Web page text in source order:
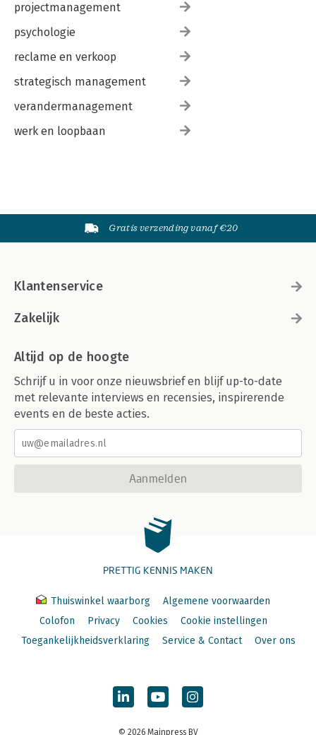
projectmanagement
psychologie
reclame en verkoop
strategisch management
verandermanagement
werk en loopbaan
Gratis verzending vanaf €20
Klantenservice
Zakelijk
Altijd op de hoogte
Schrijf u in voor onze nieuwsbrief en blijf up-to-date
met relevante interviews en recensies, inspirerende
events en de beste acties.
Aanmelden
PRETTIG KENNIS MAKEN
Thuiswinkel waarborg
Algemene voorwaarden
Colofon
Privacy Cookies
Cookie instellingen
Toegankelijkheidsverklaring
Service & Contact Over ons
© 2026 Mainpress BV